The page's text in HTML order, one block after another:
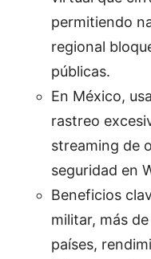
permitiendo
regional
públicas.
En México,
rastreo
streaming de
seguridad en
Beneficios
militar, más
países,